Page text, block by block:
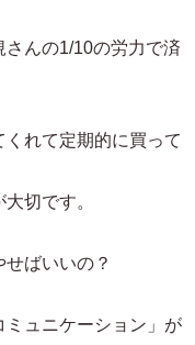
んの1/10の労力で済
れて定期的に買って
切です。
ばいいの？
ュニケーション」が